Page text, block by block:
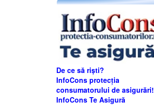
De ce să riști?
InfoCons protecția
consumatorului de asigurări!
InfoCons Te Asigură